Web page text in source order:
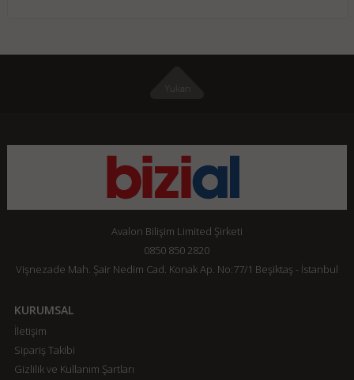
Avalon Bilişim Limited Şirketi
0850 850 2820
Vişnezade Mah. Şair Nedim Cad. Konak Ap. No:77/1 Beşiktaş - İstanbul
KURUMSAL
İletişim
Sipariş Takibi
Gizlilik ve Kullanım Şartları